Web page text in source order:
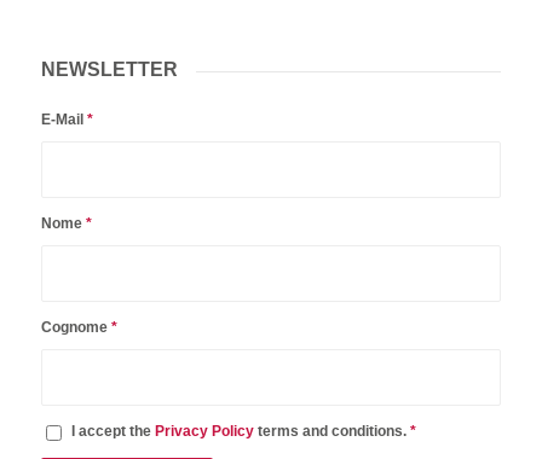
NEWSLETTER
E-Mail *
Nome *
Cognome *
I accept the Privacy Policyterms and conditions. *